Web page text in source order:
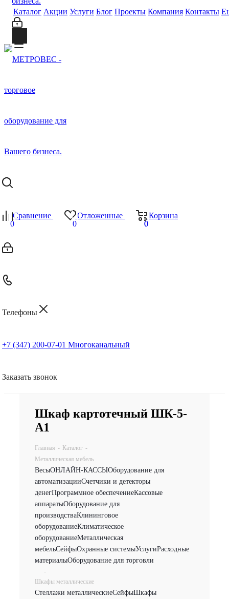
Каталог Акции Услуги Блог Проекты Компания Контакты
Сравнение
0
Отложенные
0
Корзина
0
0
Телефоны
+7 (347) 200-07-01 Многоканальный
Заказать звонок
Шкаф картотечный ШК-5-
А1
Главная - Каталог -
Металлическая мебель
ВесыОНЛАЙН-КАССЫОборудование для
автоматизацииСчетчики и детекторы
денегПрограммное обеспечениеКассовые
аппаратыОборудование для
производстваКлининговое
оборудованиеКлиматическое
оборудованиеМеталлическая
мебельСейфыОхранные системыУслугиРасходные
материалыОборудование для торговли
-
Шкафы металлические
Стеллажи металлическиеСейфыШкафы